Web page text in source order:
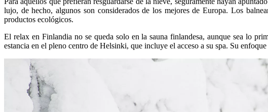
lujo, de hecho, algunos son considerados de los mejores de Europa. Los
productos ecológicos.
El relax en Finlandia no se queda solo en la sauna finlandesa, aunque sea lo
estancia en el pleno centro de Helsinki, que incluye el acceso a su spa. Su